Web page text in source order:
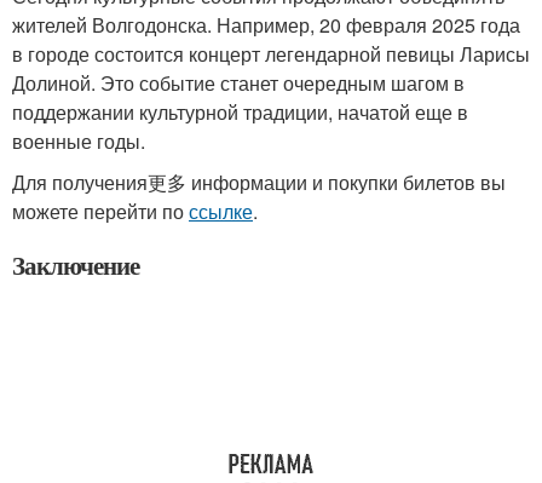
жителей Волгодонска. Например, 20 февраля 2025 года
в городе состоится концерт легендарной певицы Ларисы
Долиной. Это событие станет очередным шагом в
поддержании культурной традиции, начатой еще в
военные годы.
Для получения更多 информации и покупки билетов вы
можете перейти поссылке.
Заключение